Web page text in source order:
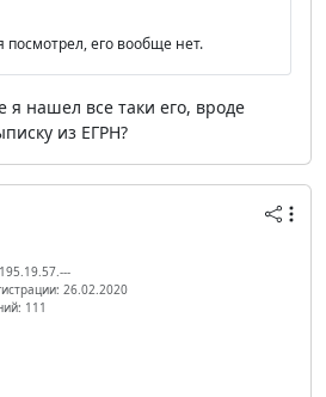
посмотрел, его вообще нет.
я нашел все таки его, вроде
из ЕГРН?
26.02.2020
111